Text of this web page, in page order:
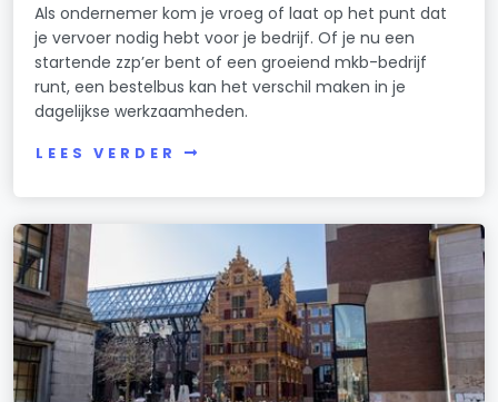
Als ondernemer kom je vroeg of laat op het punt dat
je vervoer nodig hebt voor je bedrijf. Of je nu een
startende zzp’er bent of een groeiend mkb-bedrijf
runt, een bestelbus kan het verschil maken in je
dagelijkse werkzaamheden.
LEES VERDER